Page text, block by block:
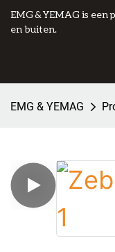
EMG & YEMAG is
en buiten.
EMG & YEMAG